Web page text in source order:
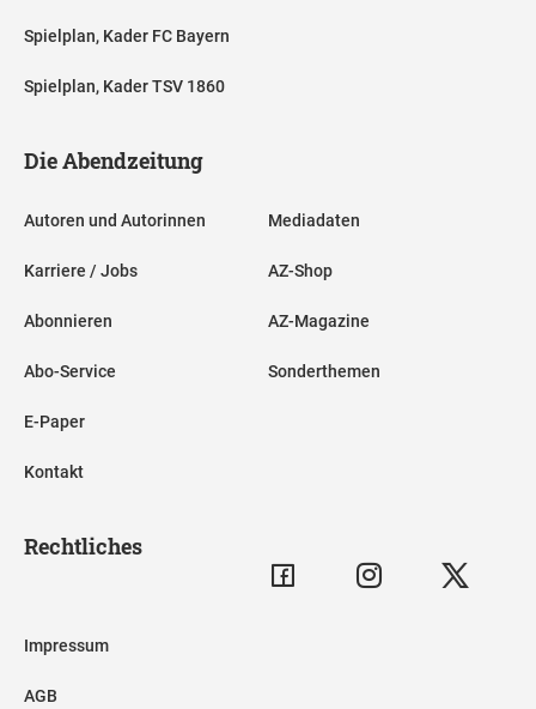
Spielplan, Kader FC Bayern
Spielplan, Kader TSV 1860
Die Abendzeitung
Autoren und Autorinnen
Karriere / Jobs
Abonnieren
Abo-Service
E-Paper
Kontakt
Mediadaten
AZ-Shop
AZ-Magazine
Sonderthemen
Rechtliches
Impressum
AGB